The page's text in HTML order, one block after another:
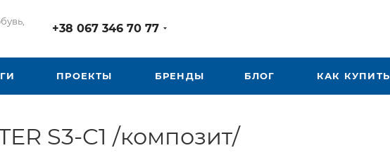
+38 067 346 70 77
ПРОЕКТЫ БРЕНДЫ БЛОГ КАК КУПИТЬ
S3-C1 /композит/